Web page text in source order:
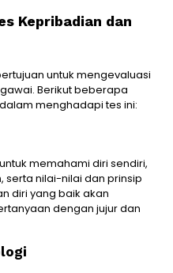
Kepribadian dan
untuk mengevaluasi
Berikut beberapa
menghadapi tes ini:
memahami diri sendiri,
serta nilai-nilai dan prinsip
diri yang baik akan
dengan jujur ​​dan